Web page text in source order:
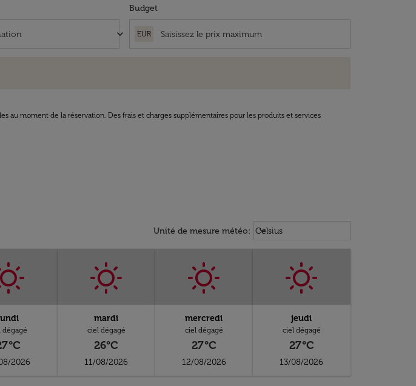
keyboard_arrow_down
Budget
EUR
au moment de la réservation. Des frais et charges supplémentaires pour les produits et services
Unité de mesure météo: Weather unit option Celsius
Celsius
keyboard_arrow_down
dégagé
2026
mardi
ciel dégagé
26°C
11/08/2026
mercredi
ciel dégagé
27°C
12/08/2026
jeudi
ciel dégagé
27°C
13/08/2026